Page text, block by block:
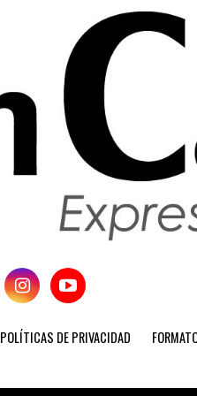
POLÍTICAS DE PRIVACIDAD